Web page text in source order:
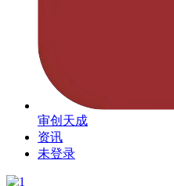
审创天成
资讯
未登录